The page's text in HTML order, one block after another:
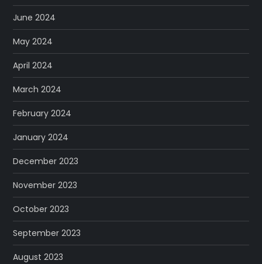
June 2024
May 2024
April 2024
March 2024
February 2024
January 2024
December 2023
November 2023
October 2023
September 2023
August 2023